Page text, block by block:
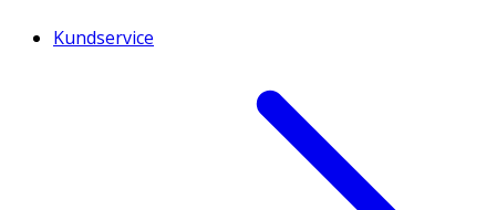
Kundservice